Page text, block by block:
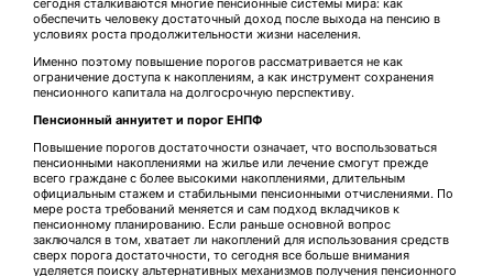
обеспечить человеку достаточный доход после выхода на пенсию в
условиях роста продолжительности жизни населения.
Именно поэтому повышение порогов рассматривается не как
ограничение доступа к накоплениям, а как инструмент сохранения
пенсионного капитала на долгосрочную перспективу.
Пенсионный аннуитет и порог ЕНПФ
Повышение порогов достаточности означает, что воспользоваться
пенсионными накоплениями на жилье или лечение смогут прежде
всего граждане с более высокими накоплениями, длительным
официальным стажем и стабильными пенсионными отчислениями. По
мере роста требований меняется и сам подход вкладчиков к
пенсионному планированию. Если раньше основной вопрос
заключался в том, хватает ли накоплений для использования средств
сверх порога достаточности, то сегодня все больше внимания
уделяется поиску альтернативных механизмов получения пенсионного